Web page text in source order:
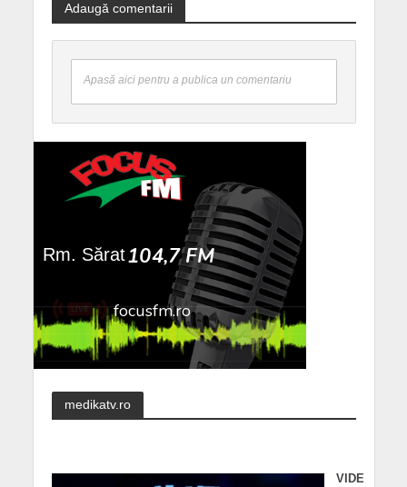
Adaugă comentarii
Apasă aici pentru a publica un comentariu
medikatv.ro
VIDE